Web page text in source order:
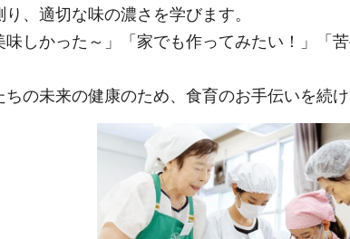
、適切な味の濃さを学びます。
しかった～」「家でも作ってみたい！」「
の未来の健康のため、食育のお手伝いを続け